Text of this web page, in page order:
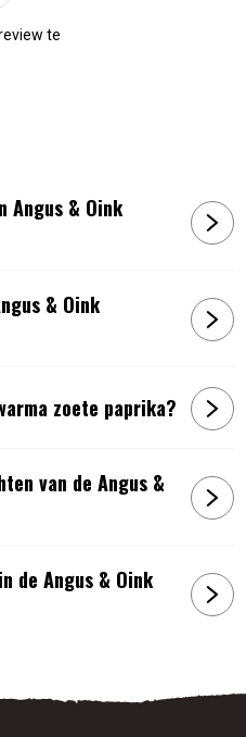
te
Angus & Oink
& Oink
zoete paprika?
van de Angus &
de Angus & Oink